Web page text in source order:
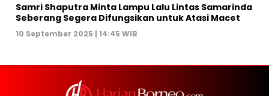
Samri Shaputra Minta Lampu Lalu Lintas Samarinda
Seberang Segera Difungsikan untuk Atasi Macet
10 September 2025 | 14:45 WIB